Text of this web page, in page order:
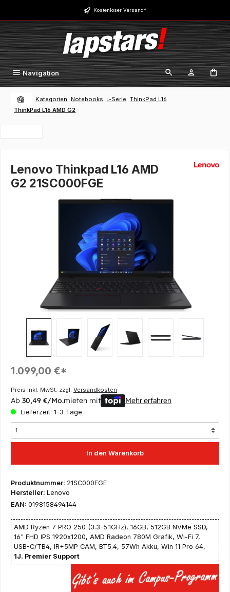
Zum Hauptinhalt springen Kostenloser Versand*
Navigation
Kategorien Notebooks L-Serie ThinkPad L16
ThinkPad L16 AMD G2
Lenovo Thinkpad L16 AMD
G2 21SC000FGE
Bildergalerie überspringen
Regulärer Preis:
1.099,00 €*
Preis inkl. MwSt. zzgl. Versandkosten
Ab 30,49 €/Mo.mieten mit Mehr erfahren
Lieferzeit: 1-3 Tage
In den Warenkorb
Produktnummer: 21SC000FGE
Hersteller: Lenovo
EAN: 0198158494144
AMD Ryzen 7 PRO 250 (3.3-5.1GHz), 16GB, 512GB NVMe SSD,
16" FHD IPS 1920x1200, AMD Radeon 780M Grafik, Wi-Fi 7,
USB-C/TB4, IR+5MP CAM, BT5.4, 57Wh Akku, Win 11 Pro 64,
1J. Premier Support